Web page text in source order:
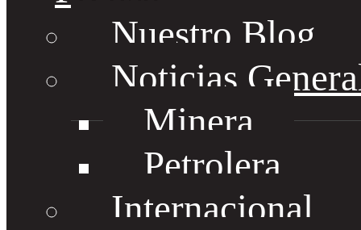
Nuestro Blog
Noticias
Minera
Petrolera
Internacional